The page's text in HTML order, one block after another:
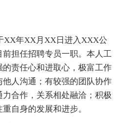
XX年XX月XX日进入XXX公
担任招聘专员一职。本人工
责任心和进取心，极富工作
人沟通；有较强的团队协作
合作，关系相处融洽；积极
自身的发展和进步。